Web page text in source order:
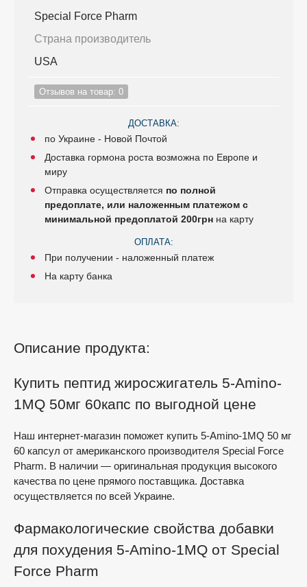
Special Force Pharm
Страна производитель
USA
Отзывов на товар: 0
ДОСТАВКА:
по Украине - Новой Почтой
Доставка гормона роста возможна по Европе и
миру
Отправка осуществляется по полной
предоплате, или наложенным платежом с
минимальной предоплатой 200грн на карту
ОПЛАТА:
При получении - наложенный платеж
На карту банка
Описание продукта:
Купить пептид жиросжигатель 5-Amino-
1MQ 50мг 60капс по выгодной цене
Наш интернет-магазин поможет купить 5-Amino-1MQ 50 мг
60 капсул от американского производителя Special Force
Pharm. В наличии — оригинальная продукция высокого
качества по цене прямого поставщика. Доставка
осуществляется по всей Украине.
Фармакологические свойства добавки
для похудения 5-Amino-1MQ от Special
Force Pharm